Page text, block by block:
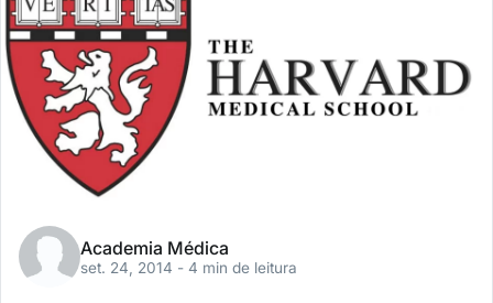
Academia Médica
set. 24, 2014 - 4 min de leitura